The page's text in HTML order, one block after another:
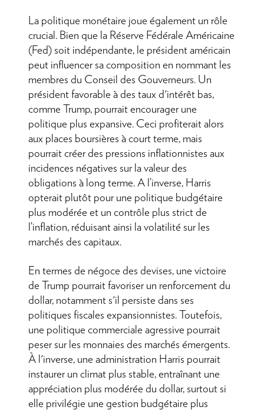
La politique monétaire joue également un rôle
crucial. Bien que la Réserve Fédérale Américaine
(Fed) soit indépendante, le président américain
peut influencer sa composition en nommant les
membres du Conseil des Gouverneurs. Un
président favorable à des taux d'intérêt bas,
comme Trump, pourrait encourager une
politique plus expansive. Ceci profiterait alors
aux places boursières à court terme, mais
pourrait créer des pressions inflationnistes aux
incidences négatives sur la valeur des
obligations à long terme. A l’inverse, Harris
opterait plutôt pour une politique budgétaire
plus modérée et un contrôle plus strict de
l’inflation, réduisant ainsi la volatilité sur les
marchés des capitaux.
En termes de négoce des devises, une victoire
de Trump pourrait favoriser un renforcement du
dollar, notamment s'il persiste dans ses
politiques fiscales expansionnistes. Toutefois,
une politique commerciale agressive pourrait
peser sur les monnaies des marchés émergents.
À l'inverse, une administration Harris pourrait
instaurer un climat plus stable, entraînant une
appréciation plus modérée du dollar, surtout si
elle privilégie une gestion budgétaire plus